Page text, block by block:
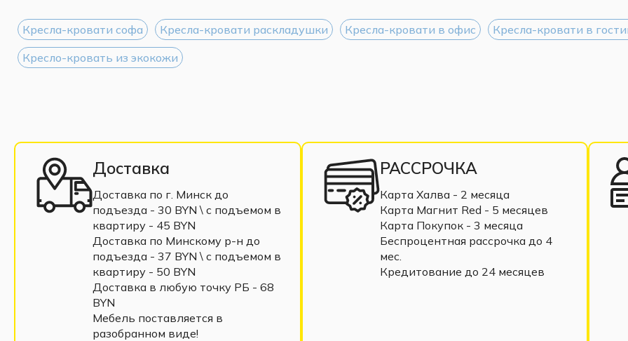
Кресла-кровати софа Кресла-кровати раскладушки Кресла-кровати в офис Кресла-кровати в
Кресло-кровать из экокожи
Доставка
Доставка по г. Минск до
подъезда - 30 BYN \ c подъемом в
квартиру - 45 BYN
Доставка по Минскому р-н до
подъезда - 37 BYN \ c подъемом в
квартиру - 50 BYN
Доставка в любую точку РБ - 68
BYN
Мебель поставляется в
разобранном виде!
РАССРОЧКА
Карта Халва - 2 месяца
Карта Магнит Red - 5 месяцев
Карта Покупок - 3 месяца
Беспроцентная рассрочка до 4
мес.
Кредитование до 24 месяцев